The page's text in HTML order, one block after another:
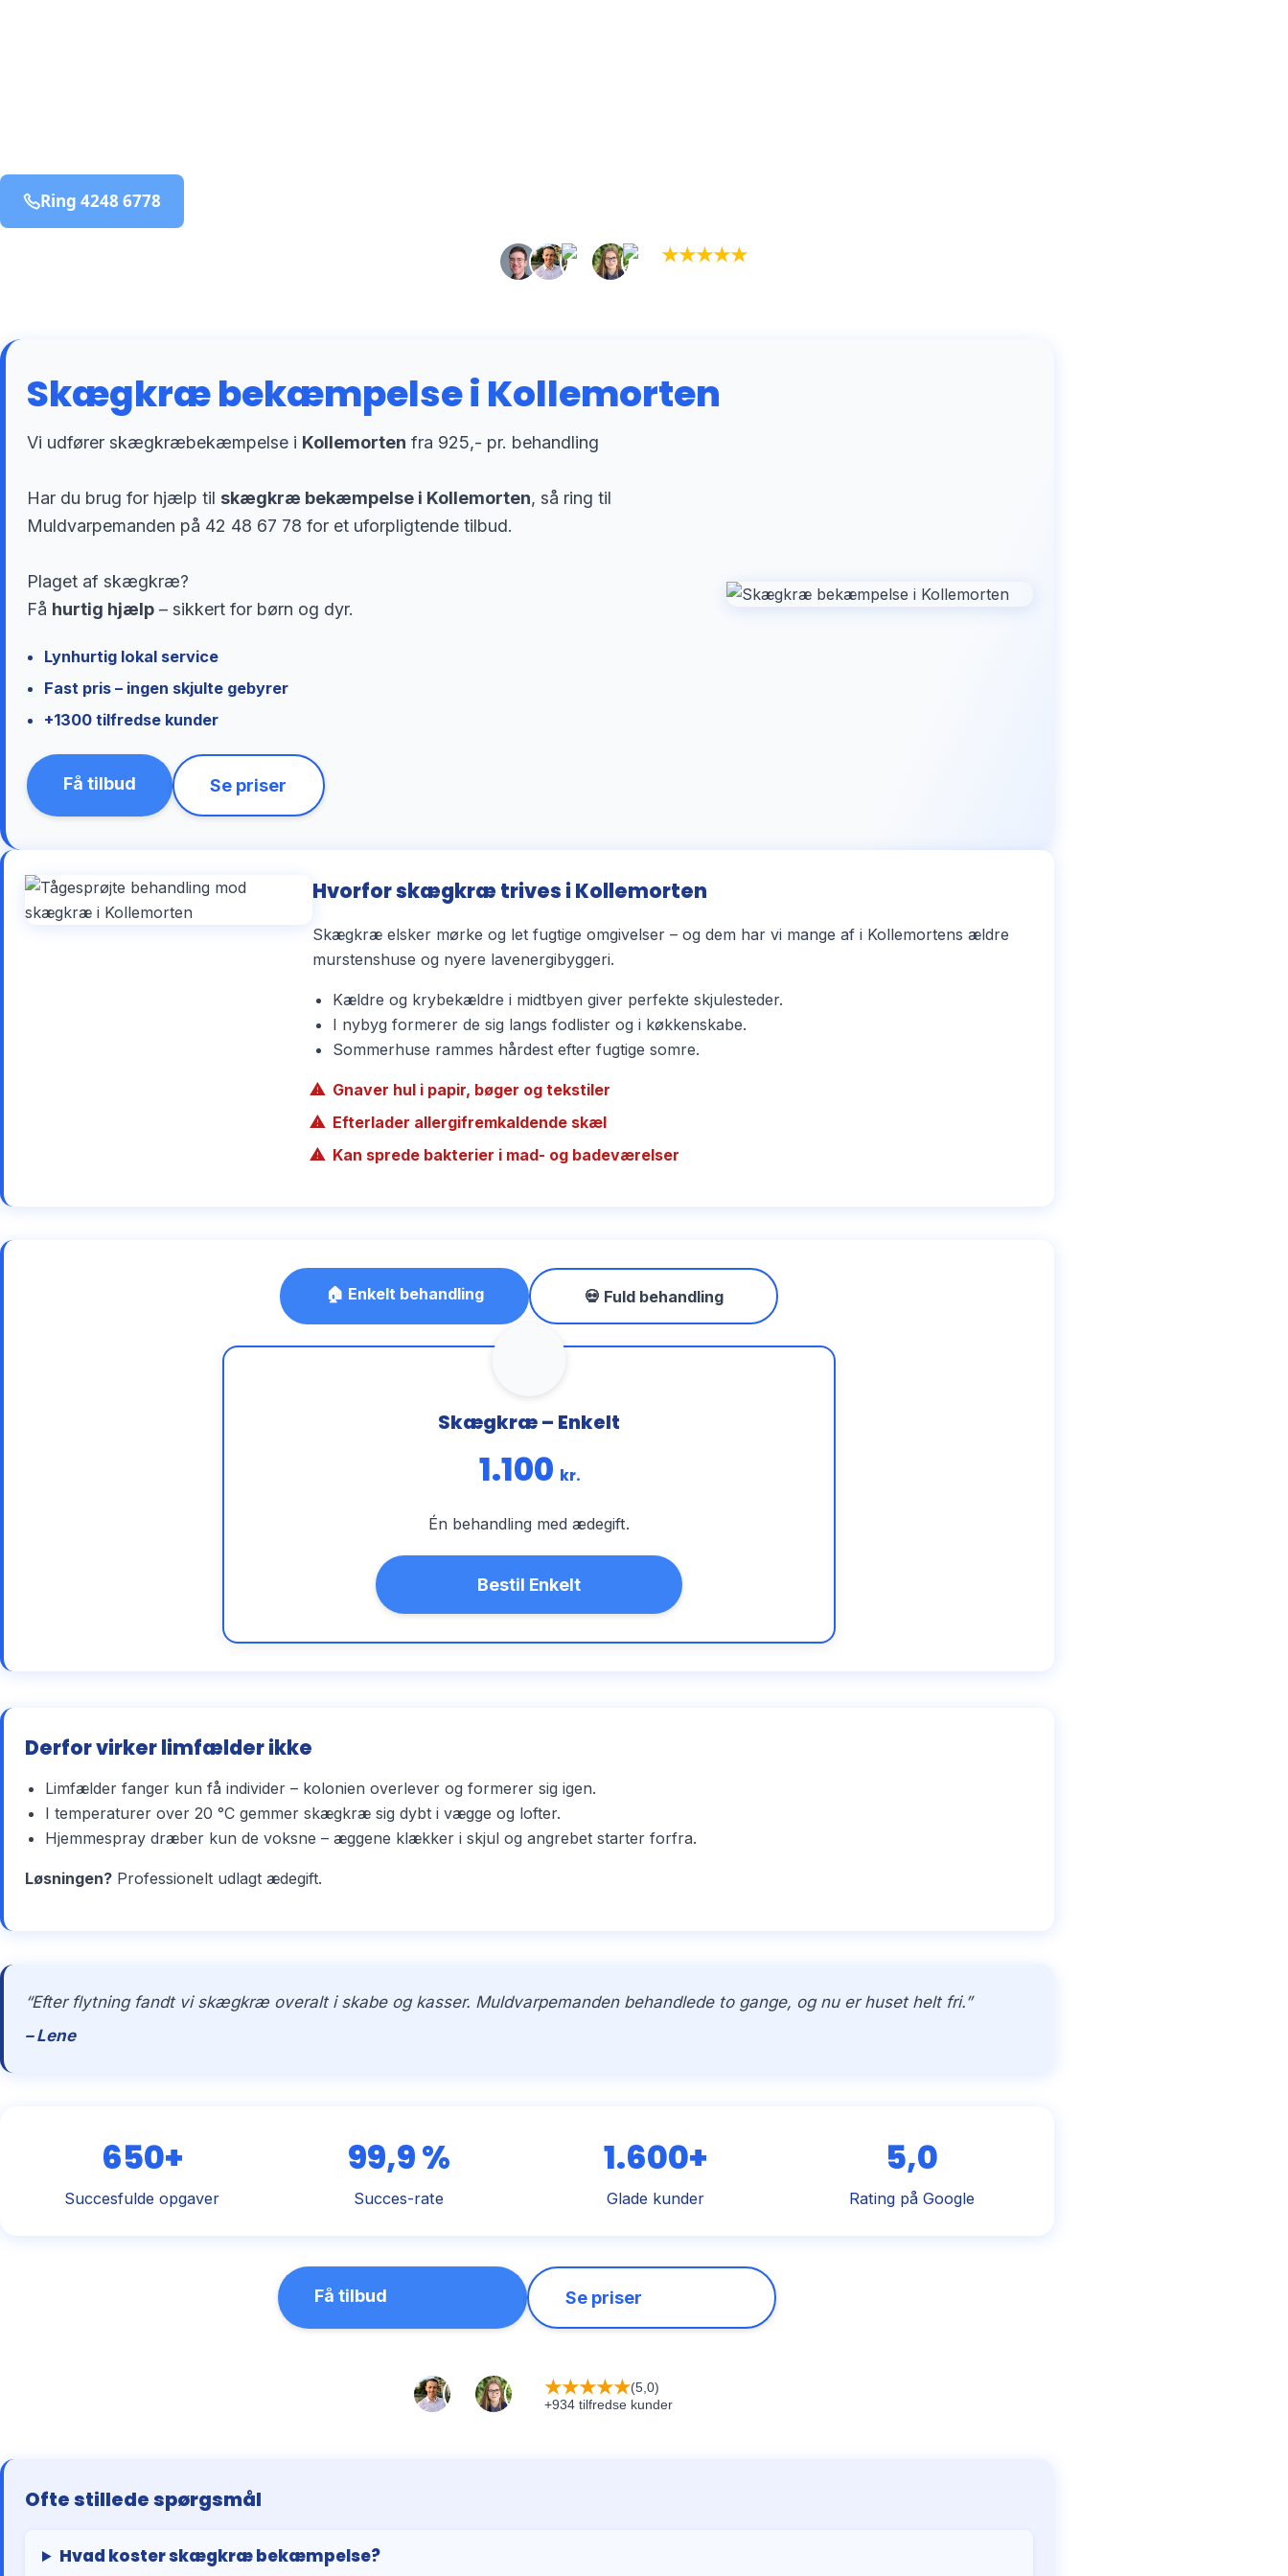
Ring 4248 6778
★★★★★
Skægkræ bekæmpelse i Kollemorten
Vi udfører skægkræbekæmpelse i Kollemorten fra 925,- pr. behandling
Har du brug for hjælp til skægkræ bekæmpelse i Kollemorten, så ring til
Muldvarpemanden på 42 48 67 78 for et uforpligtende tilbud.
Plaget af skægkræ?
Få hurtig hjælp – sikkert for børn og dyr.
Lynhurtig lokal service
Fast pris – ingen skjulte gebyrer
+1300 tilfredse kunder
Få tilbud Se priser
Hvorfor skægkræ trives i Kollemorten
Skægkræ elsker mørke og let fugtige omgivelser – og dem har vi mange af i Kollemortens ældre
murstenshuse og nyere lavenergibyggeri.
Kældre og krybekældre i midtbyen giver perfekte skjulesteder.
I nybyg formerer de sig langs fodlister og i køkkenskabe.
Sommerhuse rammes hårdest efter fugtige somre.
Gnaver hul i papir, bøger og tekstiler
Efterlader allergifremkaldende skæl
Kan sprede bakterier i mad- og badeværelser
🏠 Enkelt behandling 💀 Fuld behandling
Skægkræ – Enkelt
1.100 kr.
Én behandling med ædegift.
Bestil Enkelt
Derfor virker limfælder ikke
Limfælder fanger kun få individer – kolonien overlever og formerer sig igen.
I temperaturer over 20 °C gemmer skægkræ sig dybt i vægge og lofter.
Hjemmespray dræber kun de voksne – æggene klækker i skjul og angrebet starter forfra.
Løsningen? Professionelt udlagt ædegift.
“Efter flytning fandt vi skægkræ overalt i skabe og kasser. Muldvarpemanden behandlede to gange, og nu er huset helt fri.”
– Lene
650+
Succesfulde opgaver
99,9 %
Succes-rate
1.600+
Glade kunder
5,0
Rating på Google
Få tilbud Se priser
★★★★★(5,0)
+934 tilfredse kunder
Ofte stillede spørgsmål
Hvad koster skægkræ bekæmpelse?